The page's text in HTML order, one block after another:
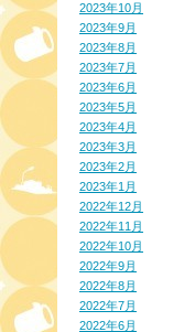
2023年10月
2023年9月
2023年8月
2023年7月
2023年6月
2023年5月
2023年4月
2023年3月
2023年2月
2023年1月
2022年12月
2022年11月
2022年10月
2022年9月
2022年8月
2022年7月
2022年6月